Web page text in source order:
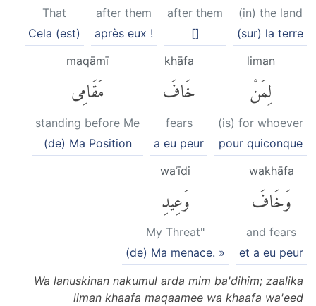
(in) the land
(sur) la terre
after them
[]
after them
après eux !
That
Cela (est)
liman
لِمَنْ
(is) for whoever
pour quiconque
khāfa
خَافَ
fears
a eu peur
maqāmī
مَقَامِى
standing before Me
(de) Ma Position
wakhāfa
وَخَافَ
and fears
et a eu peur
waʿīdi
وَعِيدِ
My Threat"
(de) Ma menace. »
Wa lanuskinan nakumul arda mim ba'dihim; zaalika
liman khaafa maqaamee wa khaafa wa'eed